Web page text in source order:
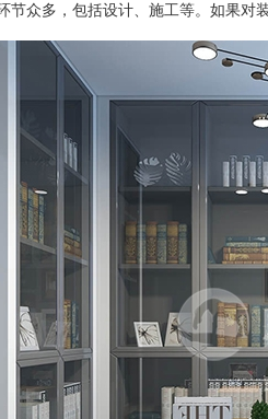
节众多，包括设计、施工等。如果